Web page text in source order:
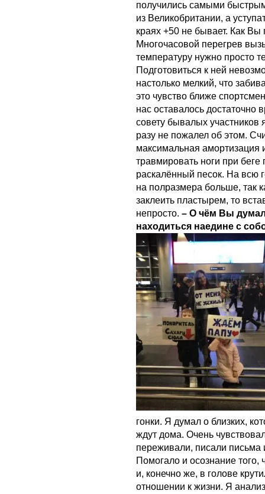
получились самыми
из Великобритании, а
краях +50 не бывает. Как
Многочасовой перегрев
температуру нужно просто
Подготовиться к ней
настолько мелкий, что
это чувство ближе
нас оставалось достаточно
совету бывалых
разу не пожалел об этом.
максимальная амортизация
травмировать ноги при
раскалённый песок. На всю
на полразмера больше, так
заклеить пластырем, то
непросто. – О чём Вы
находиться наедине с
гонки. Я думал о близких,
ждут дома. Очень
переживали, писали письма
Помогало и осознание
и, конечно же, в голове
отношении к жизни. Я